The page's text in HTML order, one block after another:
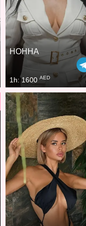
НОННА
1h: 1600 AED